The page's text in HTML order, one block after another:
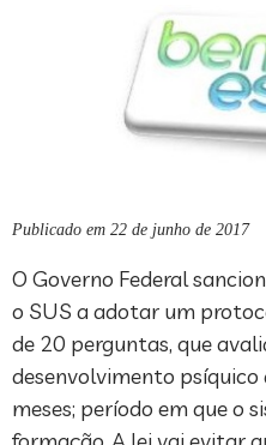
Publicado em 22 de junho de 2017
O Governo Federal
o SUS a adotar um
de 20 perguntas, que
desenvolvimento psíquico
meses; período em que o